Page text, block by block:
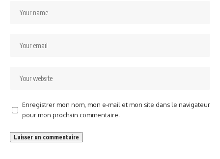
Enregistrer mon nom, mon e-mail et mon site dans le navigateur
pour mon prochain commentaire.